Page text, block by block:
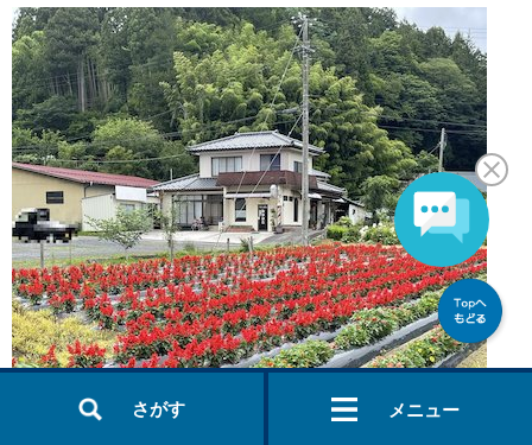
さがす メニュー